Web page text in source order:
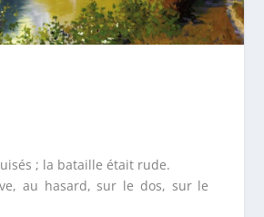
; la bataille était rude.
au hasard, sur le dos, sur le